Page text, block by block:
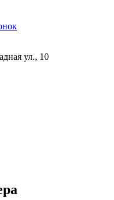
ул., 10